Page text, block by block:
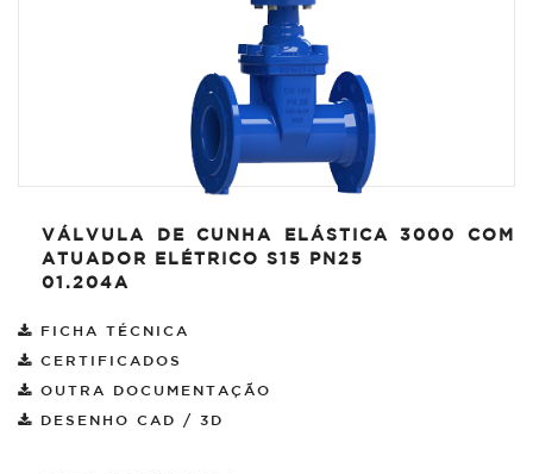
VÁLVULA DE CUNHA ELÁSTICA 3000 COM
ATUADOR ELÉTRICO S15 PN25
01.204A
FICHA TÉCNICA
CERTIFICADOS
OUTRA DOCUMENTAÇÃO
DESENHO CAD / 3D